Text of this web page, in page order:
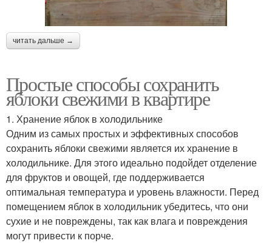
читать дальше →
Простые способы сохранить
яблоки свежими в квартире
1. Хранение яблок в холодильнике
Одним из самых простых и эффективных способов
сохранить яблоки свежими является их хранение в
холодильнике. Для этого идеально подойдет отделение
для фруктов и овощей, где поддерживается
оптимальная температура и уровень влажности. Перед
помещением яблок в холодильник убедитесь, что они
сухие и не повреждены, так как влага и повреждения
могут привести к порче.